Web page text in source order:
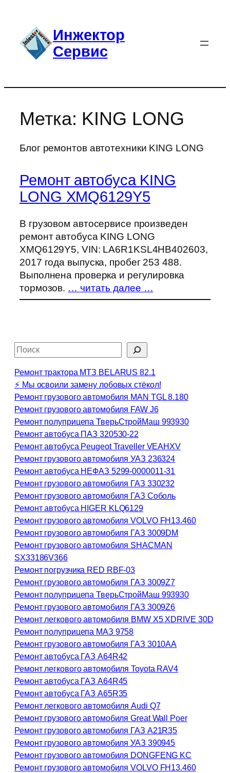
содержимомуИнжектор
Сервис
Метка: KING LONG
Блог ремонтов автотехники KING LONG
Ремонт автобуса KING
LONG XMQ6129Y5
В грузовом автосервисе произведен
ремонт автобуса KING LONG
XMQ6129Y5, VIN: LA6R1KSL4HB402603,
2017 года выпуска, пробег 253 488.
Выполнена проверка и регулировка
тормозов. … читать далее …
П
о
и
с
к
Ремонт трактора МТЗ BELARUS 82.1
⚡ Мы освоили замену лобовых стёкол!
Ремонт грузового автомобиля MAN TGL 8.180
Ремонт грузового автомобиля FAW J6
Ремонт полуприцепа ТверьСтройМаш 993930
Ремонт автобуса ПАЗ 320530-22
Ремонт автобуса Peugeot Traveller VЕАНХV
Ремонт грузового автомобиля УАЗ 236324
Ремонт автобуса НЕФАЗ 5299-0000011-31
Ремонт грузового автомобиля ГАЗ 330232
Ремонт грузового автомобиля ГАЗ Соболь
Ремонт автобуса HIGER KLQ6129
Ремонт грузового автомобиля VOLVO FH13.460
Ремонт грузового автомобиля ГАЗ 3009DM
Ремонт грузового автомобиля SHACMAN
SX33186V366
Ремонт погрузчика RED RBF-03
Ремонт грузового автомобиля ГАЗ 3009Z7
Ремонт полуприцепа ТверьСтройМаш 993930
Ремонт грузового автомобиля ГАЗ 3009Z6
Ремонт легкового автомобиля BMW X5 XDRIVE 30D
Ремонт полуприцепа МАЗ 9758
Ремонт грузового автомобиля ГАЗ 3010АА
Ремонт автобуса ГАЗ А64R42
Ремонт легкового автомобиля Toyota RAV4
Ремонт автобуса ГАЗ А64R45
Ремонт автобуса ГАЗ А65R35
Ремонт легкового автомобиля Audi Q7
Ремонт грузового автомобиля Great Wall Poer
Ремонт грузового автомобиля ГАЗ А21R35
Ремонт грузового автомобиля УАЗ 390945
Ремонт грузового автомобиля DONGFENG KC
Ремонт грузового автомобиля VOLVO FH13.460